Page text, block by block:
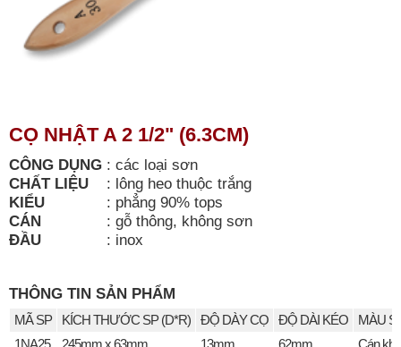
CỌ NHẬT A 2 1/2" (6.3CM)
CÔNG DỤNG : các loại sơn
CHẤT LIỆU
: lông heo thuộc trắng
KIỂU
: phẳng 90% tops
CÁN
: gỗ thông, không sơn
ĐẦU
: inox
THÔNG TIN SẢN PHẨM
MÃ SP KÍCH THƯỚC SP (D*R) ĐỘ DÀY CỌ ĐỘ DÀI KÉO
MÀU
1NA25
245mm x 63mm 13mm 62mm Cán